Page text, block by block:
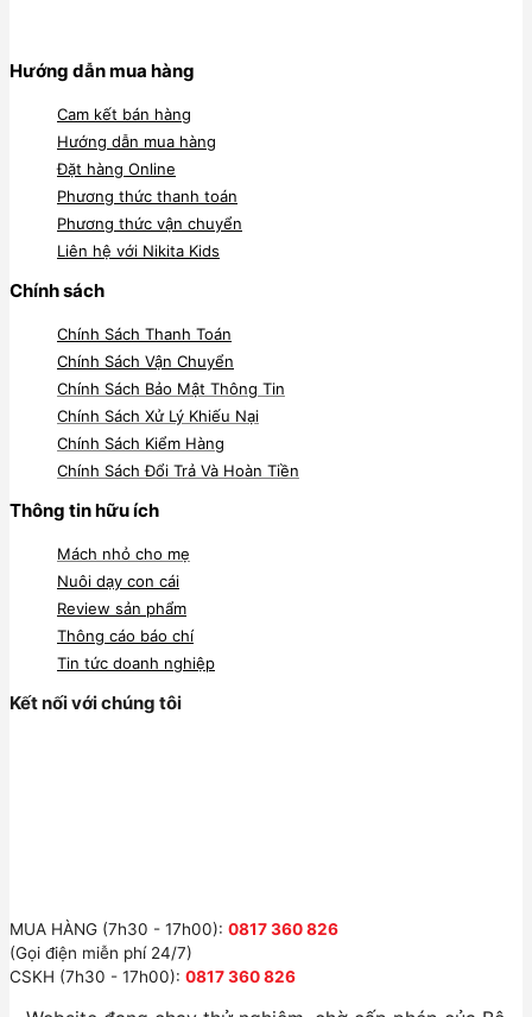
Hướng dẫn mua hàng
Cam kết bán hàng
Hướng dẫn mua hàng
Đặt hàng Online
Phương thức thanh toán
Phương thức vận chuyển
Liên hệ với Nikita Kids
Chính sách
Chính Sách Thanh Toán
Chính Sách Vận Chuyển
Chính Sách Bảo Mật Thông Tin
Chính Sách Xử Lý Khiếu Nại
Chính Sách Kiểm Hàng
Chính Sách Đổi Trả Và Hoàn Tiền
Thông tin hữu ích
Mách nhỏ cho mẹ
Nuôi dạy con cái
Review sản phẩm
Thông cáo báo chí
Tin tức doanh nghiệp
Kết nối với chúng tôi
MUA HÀNG (7h30 - 17h00): 0817 360 826
(Gọi điện miễn phí 24/7)
CSKH (7h30 - 17h00): 0817 360 826